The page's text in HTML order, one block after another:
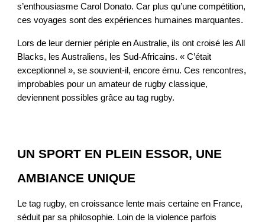
s’enthousiasme Carol Donato. Car plus qu’une compétition,
ces voyages sont des expériences humaines marquantes.
Lors de leur dernier périple en Australie, ils ont croisé les All
Blacks, les Australiens, les Sud-Africains. « C’était
exceptionnel », se souvient-il, encore ému. Ces rencontres,
improbables pour un amateur de rugby classique,
deviennent possibles grâce au tag rugby.
UN SPORT EN PLEIN ESSOR, UNE
AMBIANCE UNIQUE
Le tag rugby, en croissance lente mais certaine en France,
séduit par sa philosophie. Loin de la violence parfois